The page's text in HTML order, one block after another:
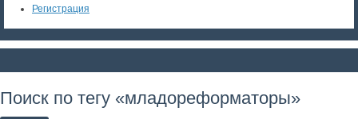
Регистрация
Поиск по тегу «младореформаторы»